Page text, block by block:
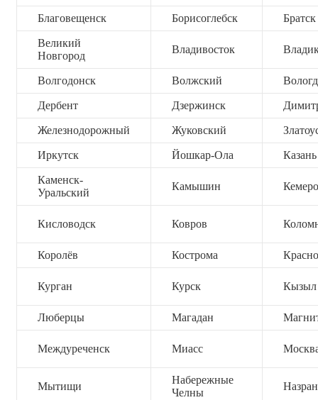
Благовещенск Борисоглебск Братск
Великий
Новгород
Владивосток
Волгодонск Волжский
Дербент Дзержинск
Железнодорожный Жуковский
Иркутск Йошкар-Ола Казань
Каменск-
Уральский
Камышин
Кисловодск Ковров
Королёв Кострома
Курган Курск Кызыл
Люберцы Магадан
Междуреченск Миасс
Мытищи
Набережные
Челны